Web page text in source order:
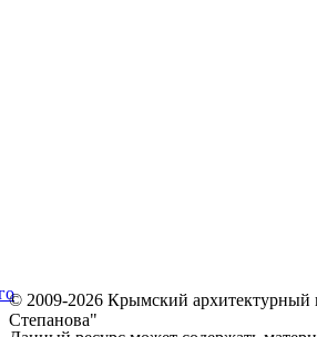
© 2009-2026 Крымский архитектурный
Степанова"